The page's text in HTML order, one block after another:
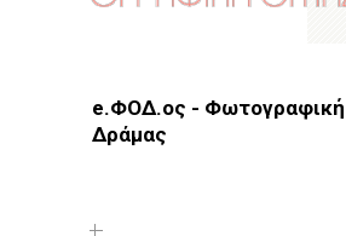
e.ΦΟΔ.ος -
Δράμας